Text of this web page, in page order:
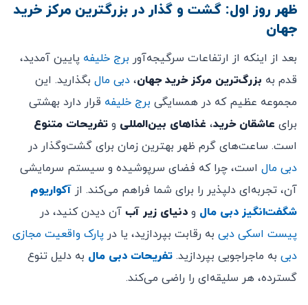
ظهر روز اول: گشت و گذار در بزرگترین مرکز خرید
جهان
بعد از اینکه از ارتفاعات سرگیجه‌آور برج خلیفه پایین آمدید،
قدم به بزرگ‌ترین مرکز خرید جهان، دبی مال بگذارید. این
مجموعه عظیم که در همسایگی برج خلیفه قرار دارد بهشتی
برای عاشقان خرید، غذاهای بین‌المللی و تفریحات متنوع
است. ساعت‌های گرم ظهر بهترین زمان برای گشت‌وگذار در
دبی مال است، چرا که فضای سرپوشیده و سیستم سرمایشی
آن، تجربه‌ای دلپذیر را برای شما فراهم می‌کند. از آکواریوم
شگفت‌انگیز دبی مال و دنیای زیر آب آن دیدن کنید، در
پیست اسکی دبی به رقابت بپردازید، یا در پارک واقعیت مجازی
دبی به ماجراجویی بپردازید. تفریحات دبی مال به دلیل تنوع
گسترده، هر سلیقه‌ای را راضی می‌کند.